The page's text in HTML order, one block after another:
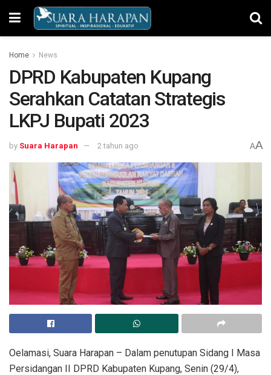
Home News
DPRD Kabupaten Kupang
Serahkan Catatan Strategis
LKPJ Bupati 2023
by Suara Harapan 2 tahun ago AA
Oelamasi, Suara Harapan – Dalam penutupan Sidang I Masa
Persidangan II DPRD Kabupaten Kupang, Senin (29/4),